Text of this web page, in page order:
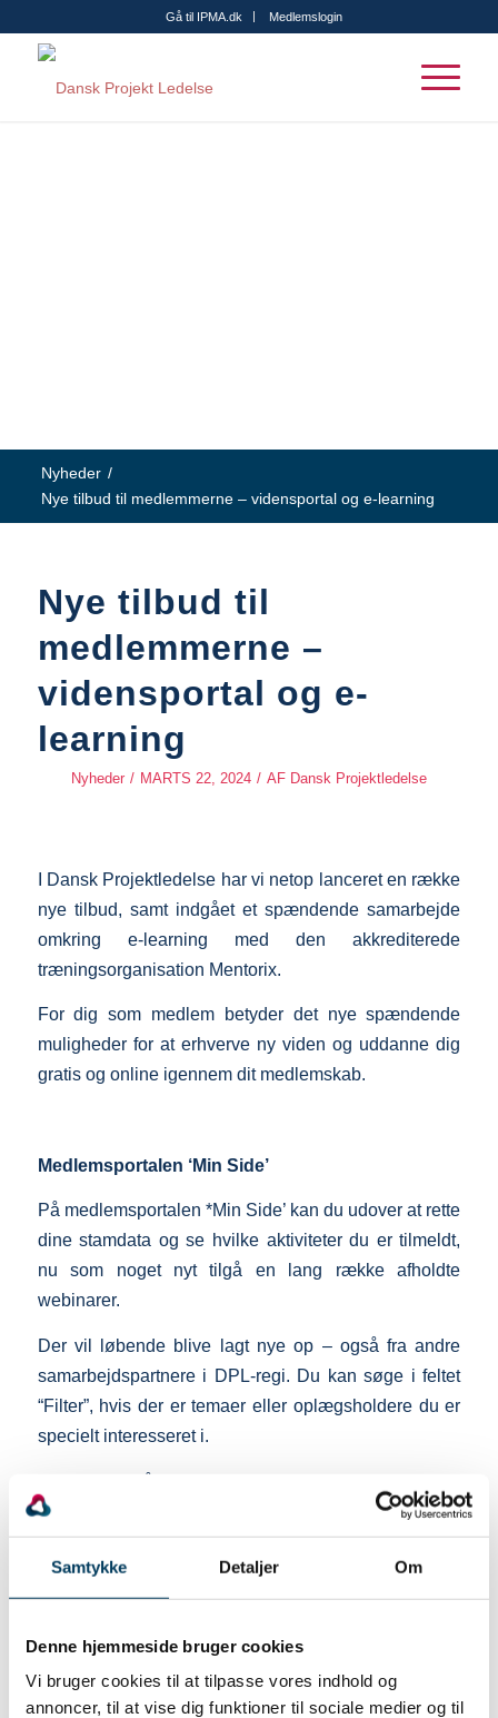
Samtykke Detaljer Om
Denne hjemmeside bruger cookies
Vi bruger cookies til at tilpasse vores indhold og
annoncer, til at vise dig funktioner til sociale medier og til
Gå til IPMA.dk Medlemslogin
Nyheder /
Nye tilbud til medlemmerne – vidensportal og e-learning
Nye tilbud til
medlemmerne –
vidensportal og e-
learning
Nyheder / MARTS 22, 2024 / AF Dansk Projektledelse
I Dansk Projektledelse har vi netop lanceret en række
nye tilbud, samt indgået et spændende samarbejde
omkring e-learning med den akkrediterede
træningsorganisation Mentorix.
For dig som medlem betyder det nye spændende
muligheder for at erhverve ny viden og uddanne dig
gratis og online igennem dit medlemskab.
Medlemsportalen ‘Min Side’
På medlemsportalen *Min Side’ kan du udover at rette
dine stamdata og se hvilke aktiviteter du er tilmeldt,
nu som noget nyt tilgå en lang række afholdte
webinarer.
Der vil løbende blive lagt nye op – også fra andre
samarbejdspartnere i DPL-regi. Du kan søge i feltet
“Filter”, hvis der er temaer eller oplægsholdere du er
specielt interesseret i.
Du kan også fordybe dig og læse alle udgivne
eksemplarer af DPL magasinet. Herudover kan du
som DPL medlem oprette en MyIPMA profil og få
adgang til hundredvis af fagbøger i IPMA
Internationals online bibliotek.
Gratis online E-learning og kursusmaterialer